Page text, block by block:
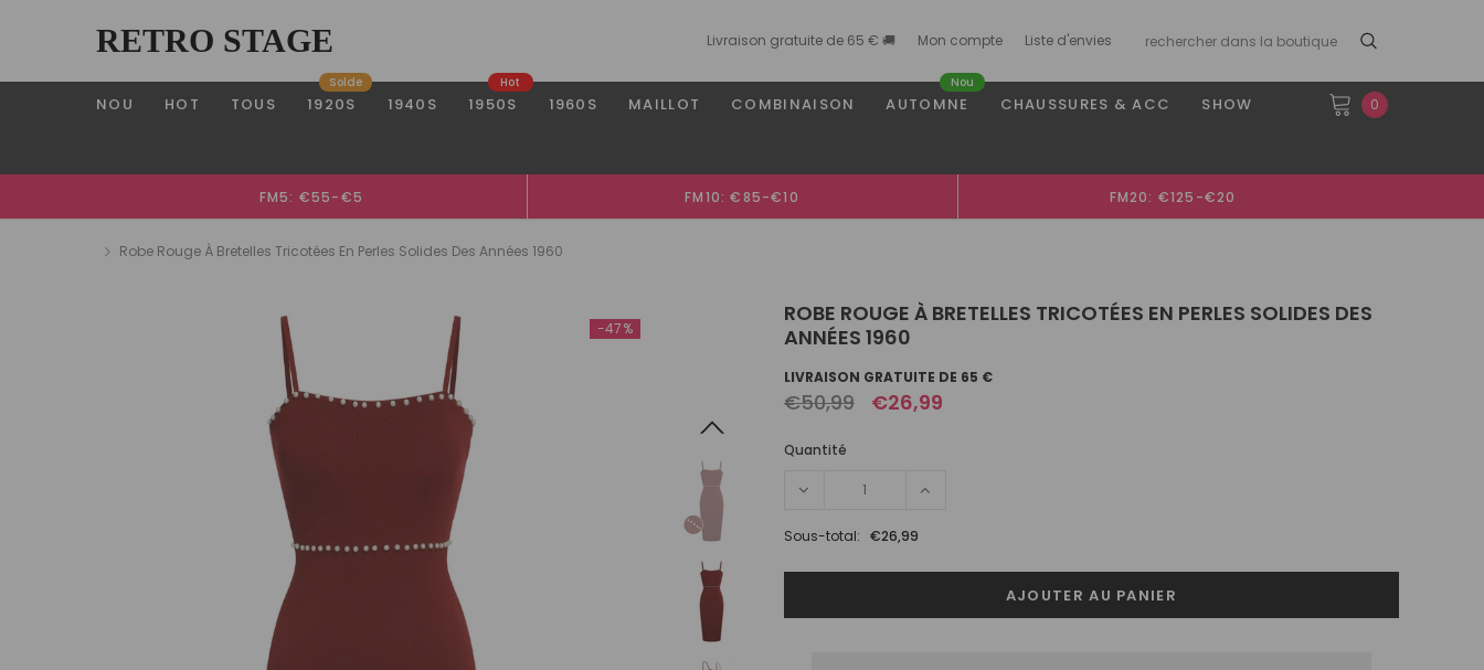
RETRO STAGE Livraison gratuite de 65 € 🚚 Mon compte Liste d'envies
NOU HOT TOUS 1920S
Solde
1940S 1950S
Hot
1960S MAILLOT COMBINAISON AUTOMNE
Nou
CHAUSSURES & ACC SHOW 0
FM5: €55-€5 FM10: €85-€10 FM20: €125-€20
Robe Rouge À Bretelles Tricotées En Perles Solides Des Années 1960
-47%
ROBE ROUGE À BRETELLES TRICOTÉES EN PERLES SOLIDES DES
ANNÉES 1960
LIVRAISON GRATUITE DE 65 €
€50,99 €26,99
Quantité
Sous-total: €26,99